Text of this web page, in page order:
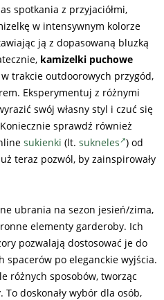
spotkania z przyjaciółmi,
w intensywnym kolorze
ją z dopasowaną bluzką
kamizelki puchowe
trakcie outdoorowych przygód,
Eksperymentuj z różnymi
swój własny styl i czuć się
sprawdź również
sukienki (lt. sukneles ) od
teraz pozwól, by zainspirowały
ubrania na sezon jesień/zima,
elementy garderoby. Ich
pozwalają dostosować je do
spacerów po eleganckie wyjścia.
różnych sposobów, tworząc
To doskonały wybór dla osób,